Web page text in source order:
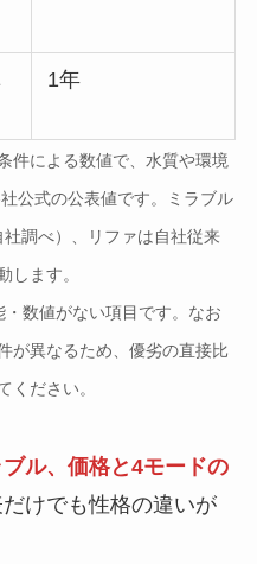
1年
件による数値で、水質や環境
公式の公表値です。ミラブル
調べ）、リファは自社従来
します。
数値がない項目です。なお
が異なるため、優劣の直接比
ください。
ル、価格と4モードの
けでも性格の違いが